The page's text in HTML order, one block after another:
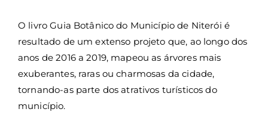
M
ei
O livro Guia Botânico do Município de Niterói é
resultado de um extenso projeto que, ao longo dos
anos de 2016 a 2019, mapeou as árvores mais
exuberantes, raras ou charmosas da cidade,
tornando-as parte dos atrativos turísticos do
município.